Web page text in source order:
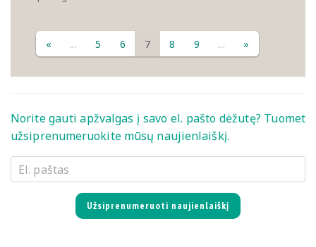
« ... 5 6 7 8 9 ... »
Norite gauti apžvalgas į savo el. pašto dėžutę? Tuomet
užsiprenumeruokite mūsų naujienlaiškį.
Užsiprenumeruoti naujienlaiškį